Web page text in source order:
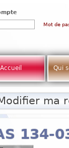
Mot de
Accueil Qui
ma
134-